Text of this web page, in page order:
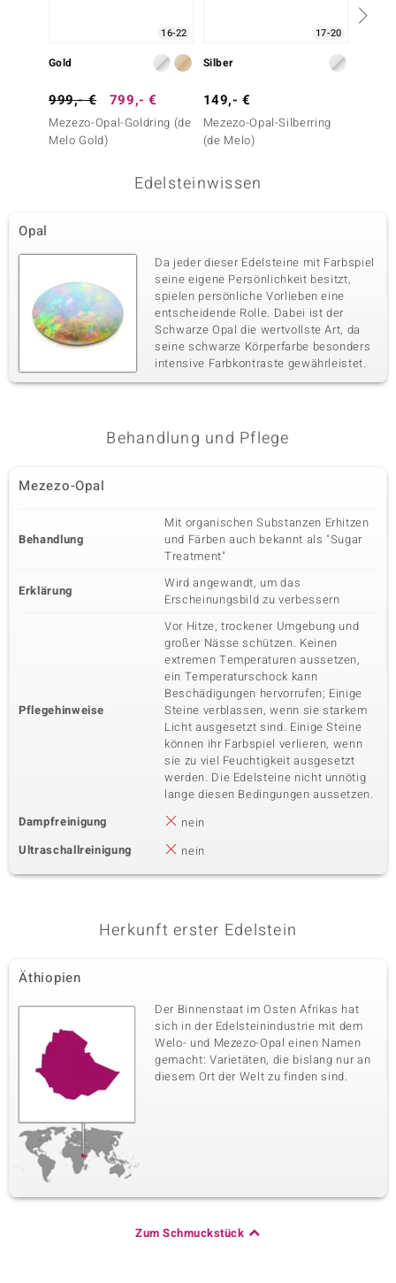
16-22
Gold
999,- € 799,- €
Mezezo-Opal-Goldring (de
Melo Gold)
17-20
Silber
149,- €
Mezezo-Opal-Silberring
(de Melo)
Edelsteinwissen
Opal
Da jeder dieser Edelsteine mit Farbspiel
seine eigene Persönlichkeit besitzt,
spielen persönliche Vorlieben eine
entscheidende Rolle. Dabei ist der
Schwarze Opal die wertvollste Art, da
seine schwarze Körperfarbe besonders
intensive Farbkontraste gewährleistet.
Behandlung und Pflege
Mezezo-Opal
Behandlung
Mit organischen Substanzen Erhitzen
und Färben auch bekannt als "Sugar
Treatment"
Erklärung
Wird angewandt, um das
Erscheinungsbild zu verbessern
Pflegehinweise
Vor Hitze, trockener Umgebung und
großer Nässe schützen. Keinen
extremen Temperaturen aussetzen,
ein Temperaturschock kann
Beschädigungen hervorrufen; Einige
Steine verblassen, wenn sie starkem
Licht ausgesetzt sind. Einige Steine
können ihr Farbspiel verlieren, wenn
sie zu viel Feuchtigkeit ausgesetzt
werden. Die Edelsteine nicht unnötig
lange diesen Bedingungen aussetzen.
Dampfreinigung
nein
Ultraschallreinigung
nein
Herkunft erster Edelstein
Äthiopien
Der Binnenstaat im Osten Afrikas hat
sich in der Edelsteinindustrie mit dem
Welo- und Mezezo-Opal einen Namen
gemacht: Varietäten, die bislang nur an
diesem Ort der Welt zu finden sind.
Zum Schmuckstück